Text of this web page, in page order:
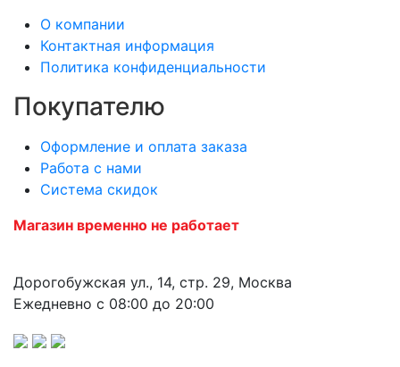
О компании
Контактная информация
Политика конфиденциальности
Покупателю
Оформление и оплата заказа
Работа с нами
Система скидок
Магазин временно не работает
Дорогобужская ул., 14, стр. 29, Москва
Ежедневно с 08:00 до 20:00